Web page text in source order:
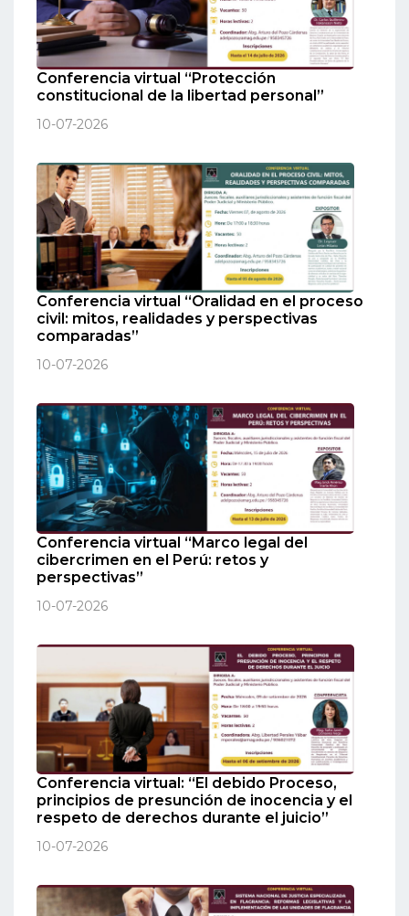
Conferencia virtual “Protección
constitucional de la libertad personal”
10-07-2026
Conferencia virtual “Oralidad en el proceso
civil: mitos, realidades y perspectivas
comparadas”
10-07-2026
Conferencia virtual “Marco legal del
cibercrimen en el Perú: retos y
perspectivas”
10-07-2026
Conferencia virtual: “El debido Proceso,
principios de presunción de inocencia y el
respeto de derechos durante el juicio”
10-07-2026